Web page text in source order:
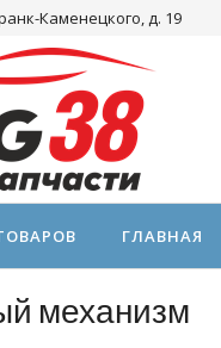
Каменецкого, д. 19
ГЛАВНАЯ
механизм